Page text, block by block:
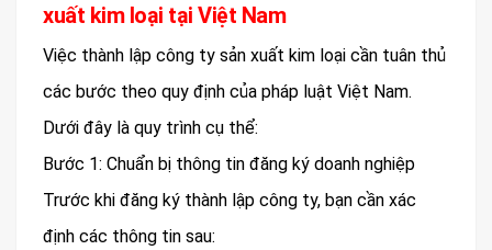
xuất kim loại tại Việt Nam
Việc thành lập công ty sản xuất kim loại cần tuân thủ
các bước theo quy định của pháp luật Việt Nam.
Dưới đây là quy trình cụ thể:
Bước 1: Chuẩn bị thông tin đăng ký doanh nghiệp
Trước khi đăng ký thành lập công ty, bạn cần xác
định các thông tin sau: